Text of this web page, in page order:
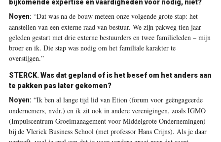
bijkomende expertise en vaardigheden voor nodig, niet?
Noyen: “Dat was na de bouw meteen onze volgende grote stap: het
aanstellen van een externe raad van bestuur. We zijn pakweg tien jaar
geleden gestart met drie externe bestuurders en twee familieleden – mijn
broer en ik. Die stap was nodig om het familiale karakter te
overstijgen.”
STERCK. Was dat gepland of is het besef om het anders aan
te pakken pas later gekomen?
Noyen: “Ik ben al lange tijd lid van Etion (forum voor geëngageerde
ondernemers, nvdr.) en ik zit ook in andere verenigingen, zoals IGMO
(Impulscentrum Groeimanagement voor Middelgrote Ondernemingen)
bij de Vlerick Business School (met professor Hans Crijns). Als je daar